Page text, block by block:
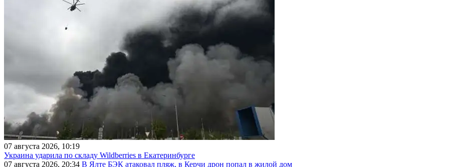
07 августа 2026, 10:19
Украина ударила по складу Wildberries в Екатеринбурге
07 августа 2026, 20:34 В Ялте БЭК атаковал пляж, в Керчи дрон попал в жилой дом